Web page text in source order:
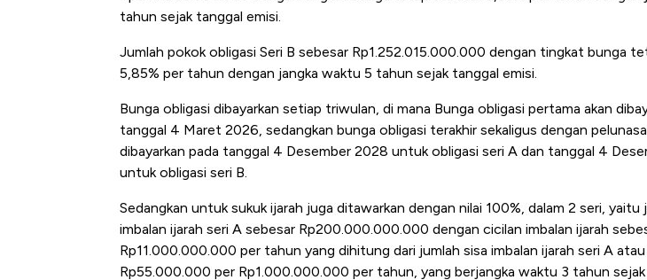
tahun sejak tanggal emisi.
Jumlah pokok obligasi Seri B sebesar Rp1.252.015.000.000 dengan tingkat bunga
5,85% per tahun dengan jangka waktu 5 tahun sejak tanggal emisi.
Bunga obligasi dibayarkan setiap triwulan, di mana Bunga obligasi pertama akan
tanggal 4 Maret 2026, sedangkan bunga obligasi terakhir sekaligus dengan
dibayarkan pada tanggal 4 Desember 2028 untuk obligasi seri A dan tanggal 4
untuk obligasi seri B.
Sedangkan untuk sukuk ijarah juga ditawarkan dengan nilai 100%, dalam 2 seri, yaitu
imbalan ijarah seri A sebesar Rp200.000.000.000 dengan cicilan imbalan ijarah
Rp11.000.000.000 per tahun yang dihitung dari jumlah sisa imbalan ijarah seri A
Rp55.000.000 per Rp1.000.000.000 per tahun, yang berjangka waktu 3 tahun sejak
Harga Batu Bara Bangkit, Ada Kabar
Harga